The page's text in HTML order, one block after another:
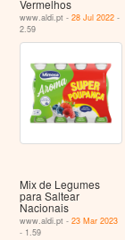
Vermelhos
www.aldi.pt -28 Jul 2022 -
2.59
Mix de Legumes
para Saltear
Nacionais
www.aldi.pt -23 Mar 2023
- 1.59